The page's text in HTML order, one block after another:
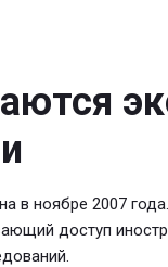
в ноябре 2007 года.
доступ